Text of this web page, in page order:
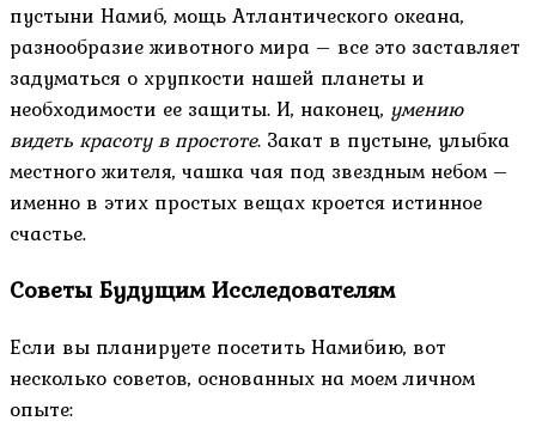
пустыни Намиб, мощь Атлантического океана,
разнообразие животного мира – все это заставляет
задуматься о хрупкости нашей планеты и
необходимости ее защиты. И, наконец, умению
видеть красоту в простоте. Закат в пустыне, улыбка
местного жителя, чашка чая под звездным небом –
именно в этих простых вещах кроется истинное
счастье.
Советы Будущим Исследователям
Если вы планируете посетить Намибию, вот
несколько советов, основанных на моем личном
опыте: